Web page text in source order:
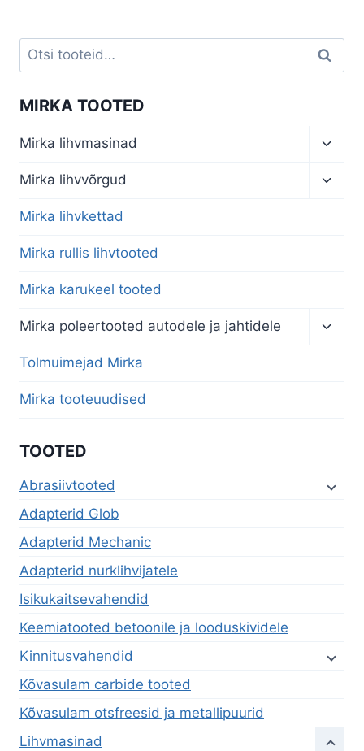
Otsi: Otsi
MIRKA TOOTED
Mirka lihvmasinad
menu
Mirka lihvvõrgud
Mirka lihvkettad
Mirka rullis lihvtooted
Mirka karukeel tooted
Mirka poleertooted autodele ja jahtidele
Tolmuimejad Mirka
Mirka tooteuudised
TOOTED
Abrasiivtooted
Adapterid Glob
Adapterid Mechanic
Adapterid nurklihvijatele
Isikukaitsevahendid
Keemiatooted betoonile ja looduskividele
Kinnitusvahendid
Kõvasulam carbide tooted
Kõvasulam otsfreesid ja metallipuurid
Lihvmasinad